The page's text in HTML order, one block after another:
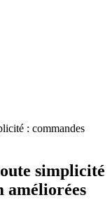
: commandes
simplicité
améliorées